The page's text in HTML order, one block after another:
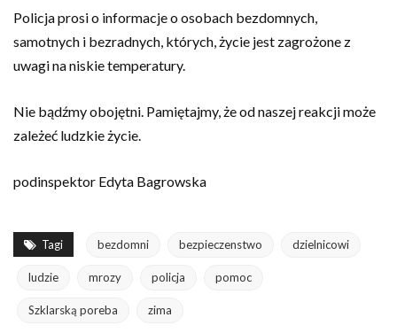
Policja prosi o informacje o osobach bezdomnych,
samotnych i bezradnych, których, życie jest zagrożone z
uwagi na niskie temperatury.
Nie bądźmy obojętni. Pamiętajmy, że od naszej reakcji może
zależeć ludzkie życie.
podinspektor Edyta Bagrowska
Tagi bezdomni bezpieczenstwo dzielnicowi
ludzie mrozy policja pomoc
Szklarską poreba zima